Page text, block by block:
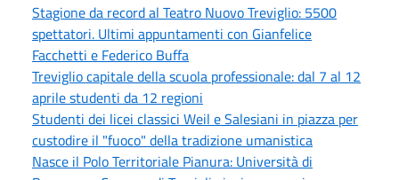
Stagione da record al Teatro Nuovo Treviglio: 5500
spettatori. Ultimi appuntamenti con Gianfelice
Facchetti e Federico Buffa
Treviglio capitale della scuola professionale: dal 7 al 12
aprile studenti da 12 regioni
Studenti dei licei classici Weil e Salesiani in piazza per
custodire il "fuoco" della tradizione umanistica
Nasce il Polo Territoriale Pianura: Università di